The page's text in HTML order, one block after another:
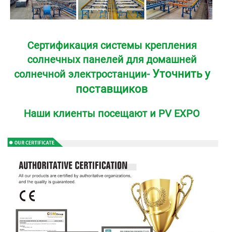
Сертификация системы крепления
солнечных панелей для домашней
солнечной электростанции- Уточнить у
поставщиков
Наши клиенты посещают и PV EXPO